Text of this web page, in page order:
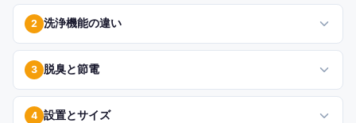
2 洗浄機能の違い
3 脱臭と節電
4 設置とサイズ